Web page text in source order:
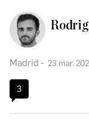
Madrid 23 mar.
3